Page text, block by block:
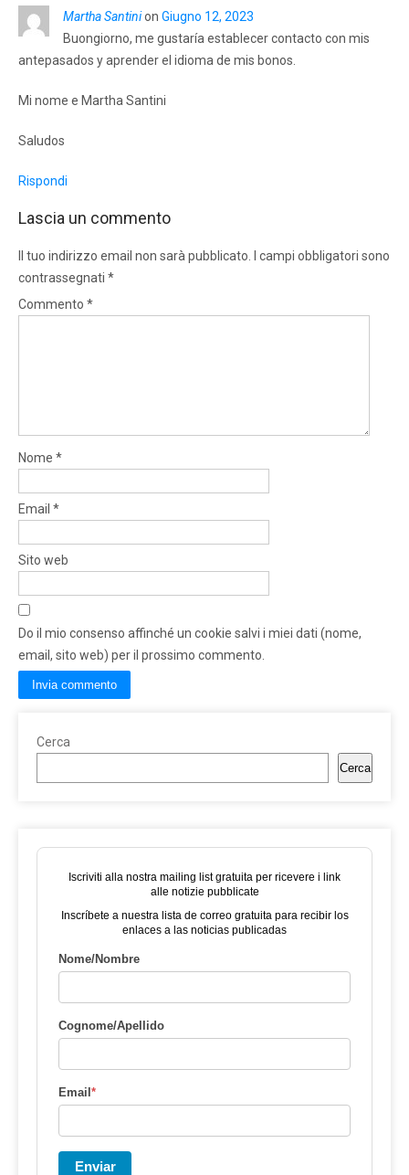
Martha Santinion Giugno 12, 2023
Buongiorno, me gustaría establecer contacto con mis
antepasados y aprender el idioma de mis bonos.
Mi nome e Martha Santini
Saludos
Rispondi
Lascia un commento
Il tuo indirizzo email non sarà pubblicato.
I campi obbligatori sono
contrassegnati *
Commento *
Nome *
Email *
Sito web
Do il mio consenso affinché un cookie salvi i miei dati (nome,
email, sito web) per il prossimo commento.
Cerca
Cerca
Iscriviti alla nostra mailing list gratuita per ricevere i link
alle notizie pubblicate
Inscríbete a nuestra lista de correo gratuita para recibir los
enlaces a las noticias publicadas
Nome/Nombre
Cognome/Apellido
Email*
Enviar